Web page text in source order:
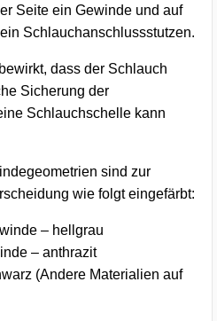
Seite ein Gewinde und auf
Schlauchanschlussstutzen.
dass der Schlauch
Sicherung der
Schlauchschelle kann
sind zur
wie folgt eingefärbt:
– hellgrau
– anthrazit
(Andere Materialien auf